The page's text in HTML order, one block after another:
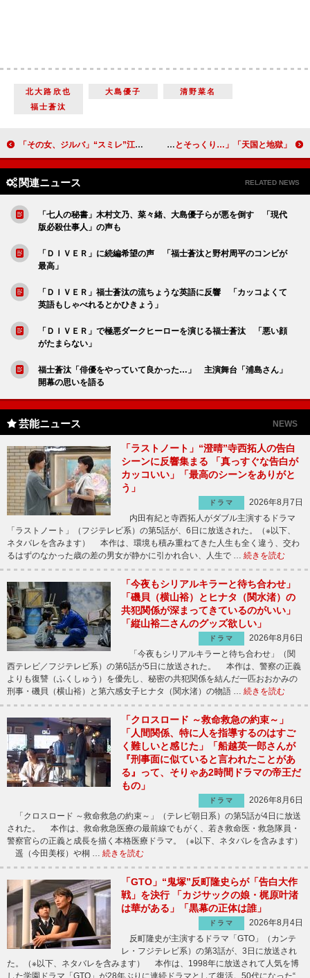
北大路欣也 大島優子
清野菜名
福士蒼汰
「その女、ジルバ」“スミレ”江口のりこの恋に祝福の声 「恋する女の顔になった姿にキュンとした」 「天国と地獄」綾瀬はるかの美貌に称賛の声 犯人考察では「居酒屋の大将が似顔絵とそっくり…」
関連ニュース RELATED NEWS
「七人の秘書」木村文乃、菜々緒、大島優子らが悪を倒す 「現代
版必殺仕事人」の声も
「ＤＩＶＥＲ」に続編希望の声 「福士蒼汰と野村周平のコンビが
最高」
「ＤＩＶＥＲ」福士蒼汰の流ちょうな英語に反響 「カッコよくて
英語もしゃべれるとかひきょう」
「ＤＩＶＥＲ」で極悪ダークヒーローを演じる福士蒼汰 「悪い顔
がたまらない」
福士蒼汰「俳優をやっていて良かった…」 主演舞台「浦島さん」
開幕の思いを語る
芸能ニュース NEWS
「ラストノート」“澄晴”寺西拓人の告白
シーンに反響集まる 「真っすぐな告白が
カッコいい」「最高のシーンをありがと
う」
ドラマ
2026年8月7日
内田有紀と寺西拓人がダブル主演するドラマ
「ラストノート」（フジテレビ系）の第5話が、6日に放送された。（※以下、
ネタバレを含みます） 本作は、環境も積み重ねてきた人生も全く違う、交わ
るはずのなかった歳の差の男女が静かに引かれ合い、人生で … 続きを読む
「今夜もシリアルキラーと待ち合わせ」
「磯貝（横山裕）とヒナタ（関水渚）の
共犯関係が深まってきているのがいい」
「縦山裕二さんのグッズ欲しい」
ドラマ
2026年8月6日
「今夜もシリアルキラーと待ち合わせ」（関
西テレビ／フジテレビ系）の第6話が5日に放送された。 本作は、警察の正義
よりも復讐（ふくしゅう）を優先し、秘密の共犯関係を結んだ一匹おおかみの
刑事・磯貝（横山裕）と第六感女子ヒナタ（関水渚）の物語 … 続きを読む
「クロスロード ～救命救急の約束～」
「人間関係、特に人を指導するのはすご
く難しいと感じた」「船越英一郎さんが
『刑事面に似ていると言われたことがあ
る』って、そりゃあ2時間ドラマの帝王だ
もの」
ドラマ
2026年8月6日
「クロスロード ～救命救急の約束～」（テレビ朝日系）の第5話が4日に放送
された。 本作は、救命救急医療の最前線でもがく、若き救命医・救急隊員・
警察官らの正義と成長を描く本格医療ドラマ。（※以下、ネタバレを含みます）
遥（今田美桜）や桐 … 続きを読む
「GTO」“鬼塚”反町隆史らが「告白大作
戦」を決行 「カジサックの娘・梶原叶渚
は華がある」「黒幕の正体は誰」
ドラマ
2026年8月4日
反町隆史が主演するドラマ「GTO」（カンテ
レ・フジテレビ系）の第3話が、3日に放送され
た。（※以下、ネタバレを含みます） 本作は、1998年に放送されて人気を博